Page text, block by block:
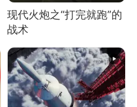
现代火炮之“打完就跑”的
战术